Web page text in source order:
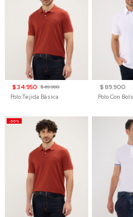
$ 34.950 $ 69.900
Polo Tejida Básica
$ 89.900
-50%